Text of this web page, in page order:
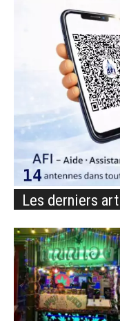
Les derniers